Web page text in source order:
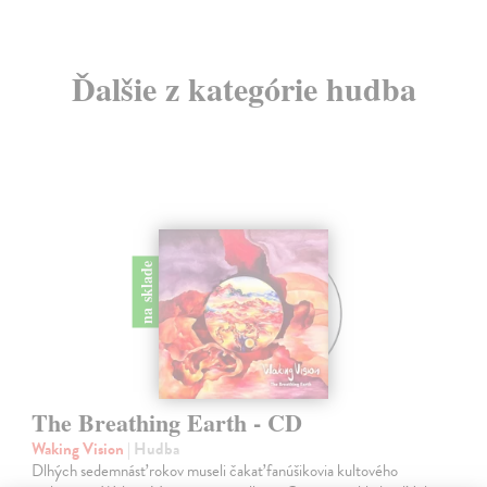
Ďalšie z kategórie hudba
na sklade
The Breathing Earth - CD
Waking Vision | Hudba
Dlhých sedemnásť rokov museli čakať fanúšikovia kultového